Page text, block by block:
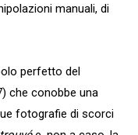
manuali, di
perfetto del
che conobbe una
fotografie di scorci